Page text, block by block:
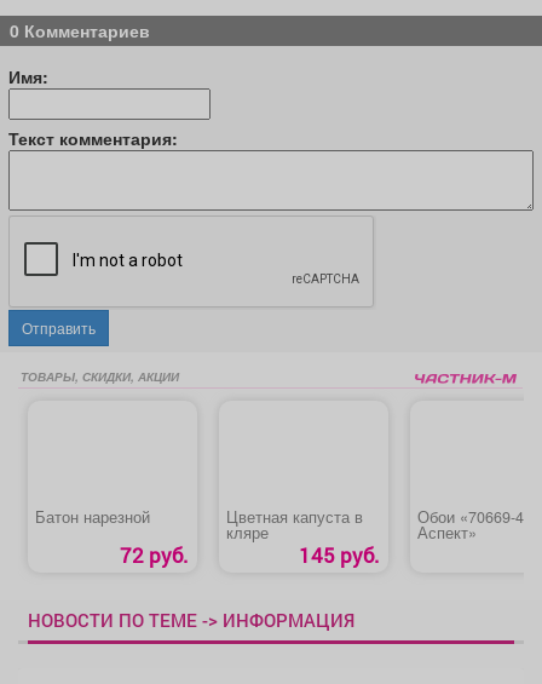
0 Комментариев
Имя:
Текст комментария:
Отправить
ТОВАРЫ, СКИДКИ, АКЦИИ
Батон нарезной
72 руб.
Цветная капуста в
кляре
145 руб.
Обои «70669-42
Аспект»
НОВОСТИ ПО ТЕМЕ -> ИНФОРМАЦИЯ